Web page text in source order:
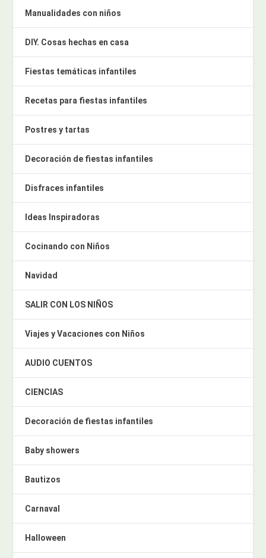
Manualidades con niños
DIY. Cosas hechas en casa
Fiestas temáticas infantiles
Recetas para fiestas infantiles
Postres y tartas
Decoración de fiestas infantiles
Disfraces infantiles
Ideas Inspiradoras
Cocinando con Niños
Navidad
SALIR CON LOS NIÑOS
Viajes y Vacaciones con Niños
AUDIO CUENTOS
CIENCIAS
Decoración de fiestas infantiles
Baby showers
Bautizos
Carnaval
Halloween